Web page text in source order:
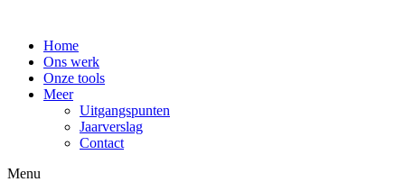
Home
Ons werk
Onze tools
Meer
Uitgangspunten
Jaarverslag
Contact
Menu